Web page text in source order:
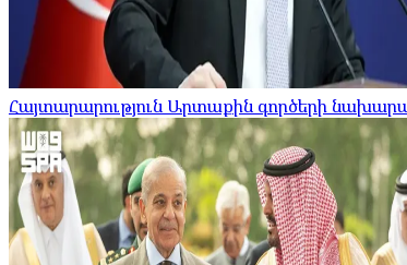
Հայտարարություն Արտաքին գործերի